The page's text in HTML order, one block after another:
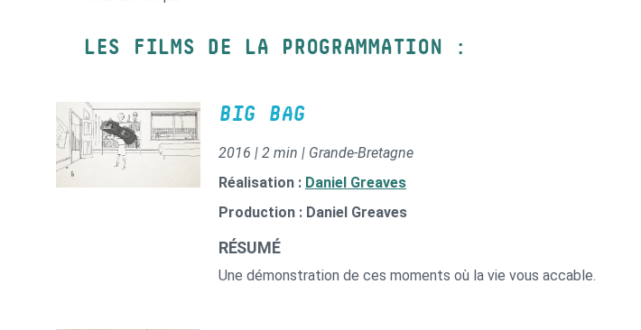
LES FILMS DE LA PROGRAMMATION :
BIG BAG
2016 | 2 min | Grande-Bretagne
Réalisation : Daniel Greaves
Production : Daniel Greaves
RÉSUMÉ
Une démonstration de ces moments où la vie vous accable.